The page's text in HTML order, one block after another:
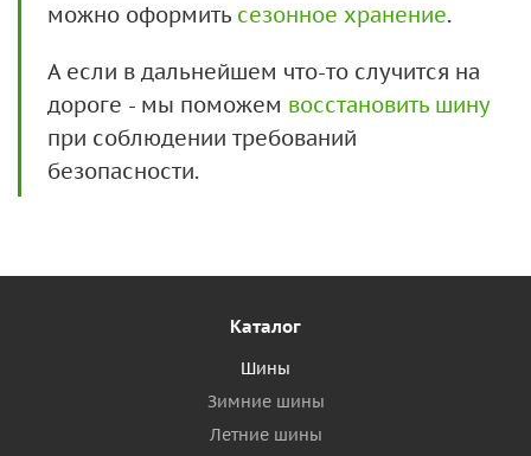
можно оформить сезонное хранение.
А если в дальнейшем что-то случится на
дороге - мы поможем восстановить шину
при соблюдении требований
безопасности.
Каталог
Шины
Зимние шины
Летние шины